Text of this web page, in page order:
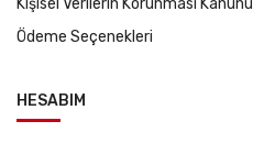
Ödeme Seçenekleri
HESABIM